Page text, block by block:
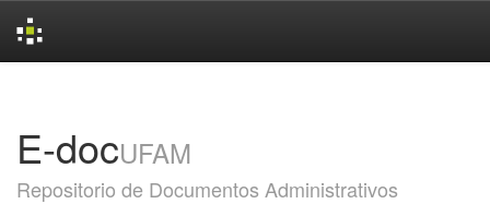
E-docUFAM
Repositorio de Documentos Administrativos